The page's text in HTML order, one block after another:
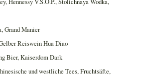
Grand Manier
Reiswein Hua Diao
Bier, Kaiserdom Dark
und westliche Tees, Fruchtsäfte,